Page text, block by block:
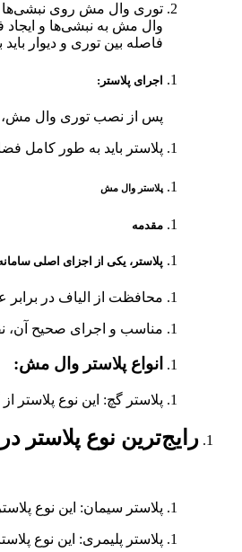
توری وال مش روی نبشی‌ها
وال مش به نبشی‌ها و ایجاد
فاصله بین توری و دیوار
اجرای پلاستر:
پس از نصب توری وال مش،
پلاستر باید به طور کامل
پلاستر وال مش
مقدمه
پلاستر، یکی از اجزای اصلی
محافظت از الیاف در
مناسب و اجرای صحیح آن،
انواع پلاستر وال مش:
پلاستر گچ: این نوع
رایج‌ترین نوع
پلاستر سیمان: این نوع
پلاستر پلیمری: این نوع